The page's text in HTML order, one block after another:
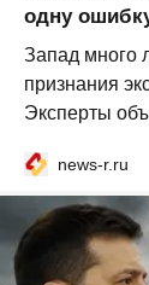
одну
Запад много
признания
Эксперты
news-r.ru